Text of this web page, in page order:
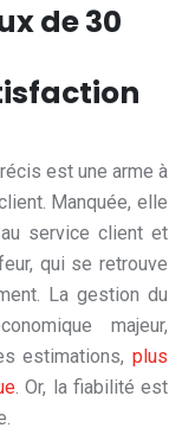
de 30
est une arme à
Manquée, elle
service client et
qui se retrouve
La gestion du
majeur,
estimations, plus
. Or, la fiabilité est